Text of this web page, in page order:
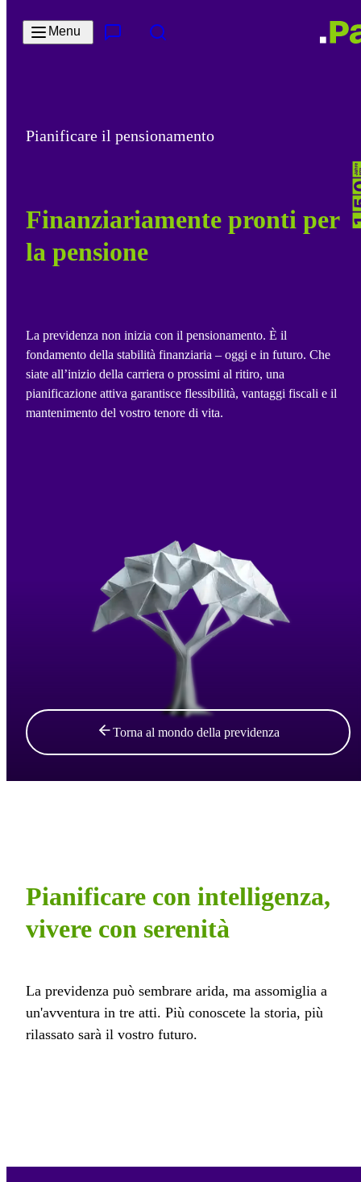
Menu
Pianificare il pensionamento
Finanziariamente pronti per
la pensione
La previdenza non inizia con il pensionamento. È il
fondamento della stabilità finanziaria – oggi e in futuro. Che
siate all’inizio della carriera o prossimi al ritiro, una
pianificazione attiva garantisce flessibilità, vantaggi fiscali e il
mantenimento del vostro tenore di vita.
Torna al mondo della previdenza
Pianificare con intelligenza,
vivere con serenità
La previdenza può sembrare arida, ma assomiglia a
un'avventura in tre atti. Più conoscete la storia, più
rilassato sarà il vostro futuro.